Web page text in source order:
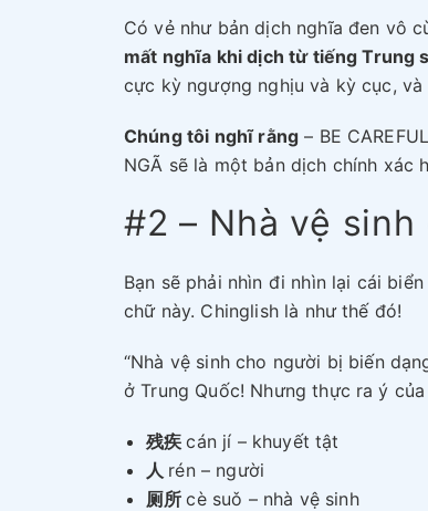
Có vẻ như bản dịch nghĩa đen vô
mất nghĩa khi dịch từ tiếng Trung
cực kỳ ngượng nghịu và kỳ cục,
Chúng tôi nghĩ rằng – BE
NGÃ sẽ là một bản dịch chính xác
#2 – Nhà vệ
Bạn sẽ phải nhìn đi nhìn lại cái
chữ này. Chinglish là như thế đó!
“Nhà vệ sinh cho người bị biến
ở Trung Quốc! Nhưng thực ra ý
残疾cán jí – khuyết tật
人 rén – người
厕所cè suǒ – nhà vệ sinh